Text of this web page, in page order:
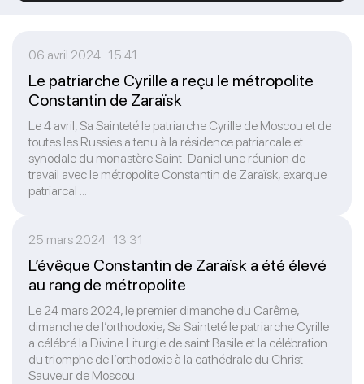
06 avril 2024 15:41
Le patriarche Cyrille a reçu le métropolite
Constantin de Zaraïsk
Le 4 avril, Sa Sainteté le patriarche Cyrille de Moscou et de
toutes les Russies a tenu à la résidence patriarcale et
synodale du monastère Saint-Daniel une réunion de
travail avec le métropolite Constantin de Zaraïsk, exarque
patriarcal ...
25 mars 2024 13:31
L’évêque Constantin de Zaraïsk a été élevé
au rang de métropolite
Le 24 mars 2024, le premier dimanche du Carême,
dimanche de l’orthodoxie, Sa Sainteté le patriarche Cyrille
a célébré la Divine Liturgie de saint Basile et la célébration
du triomphe de l’orthodoxie à la cathédrale du Christ-
Sauveur de Moscou.